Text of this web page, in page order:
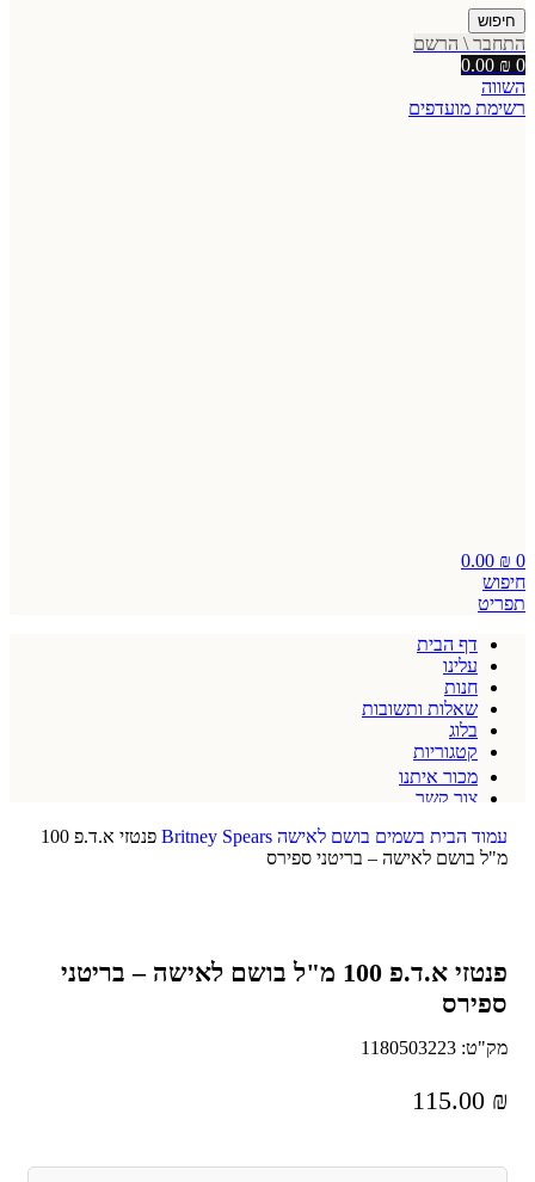
חיפוש
התחבר \ הרשם
0
0.00 ₪
השווה
רשימת מועדפים
0
0.00 ₪
חיפוש
תפריט
דף הבית
עלינו
חנות
שאלות ותשובות
בלוג
קטגוריות
מכור איתנו
צור קשר
עמוד הבית בשמים בושם לאישה Britney Spears
פנטזי א.ד.פ 100
מ"ל בושם לאישה – בריטני ספירס
פנטזי א.ד.פ 100 מ"ל בושם לאישה – בריטני
ספירס
מק"ט: 1180503223
115.00 ₪